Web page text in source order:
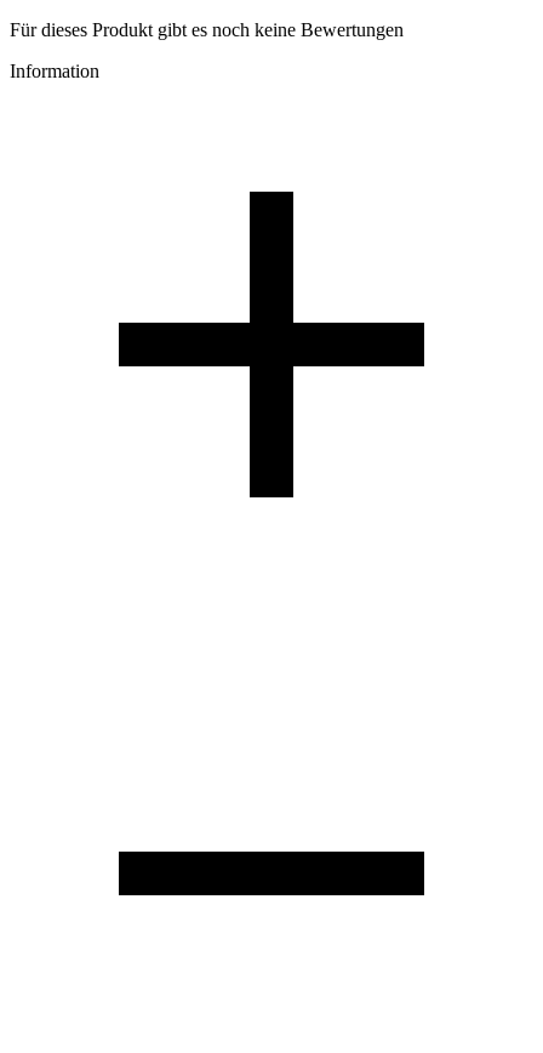
Für dieses Produkt gibt es noch keine Bewertungen
Information